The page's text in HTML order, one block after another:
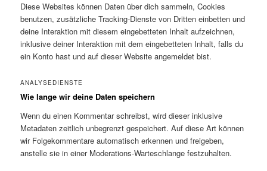
Diese Websites können Daten über dich sammeln, Cookies
benutzen, zusätzliche Tracking-Dienste von Dritten einbetten und
deine Interaktion mit diesem eingebetteten Inhalt aufzeichnen,
inklusive deiner Interaktion mit dem eingebetteten Inhalt, falls du
ein Konto hast und auf dieser Website angemeldet bist.
ANALYSEDIENSTE
Wie lange wir deine Daten speichern
Wenn du einen Kommentar schreibst, wird dieser inklusive
Metadaten zeitlich unbegrenzt gespeichert. Auf diese Art können
wir Folgekommentare automatisch erkennen und freigeben,
anstelle sie in einer Moderations-Warteschlange festzuhalten.